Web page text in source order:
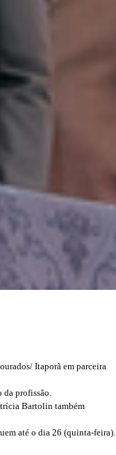
Itaporã em parceira
da profissão.
Bartolin também
até o dia 26 (quinta-feira).